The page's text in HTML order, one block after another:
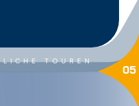
TOUREN 05